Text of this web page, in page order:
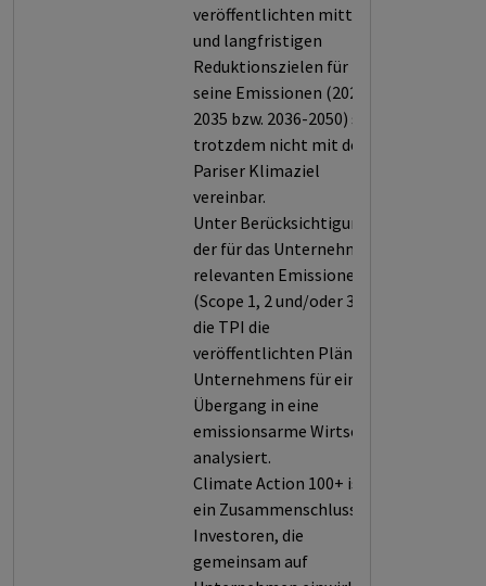
veröffentlichten mittel-
und langfristigen
Reduktionszielen für
seine Emissionen (2029-
2035 bzw. 2036-2050) sind
trotzdem nicht mit dem
Pariser Klimaziel
vereinbar.
Unter Berücksichtigung
der für das Unternehmen
relevanten Emissionen
(Scope 1, 2 und/oder 3) hat
die TPI die
veröffentlichten Pläne des
Unternehmens für einen
Übergang in eine
emissionsarme Wirtschaft
analysiert.
Climate Action 100+ ist
ein Zusammenschluss von
Investoren, die
gemeinsam auf